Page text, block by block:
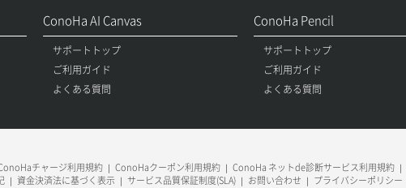
ConoHa AI Canvas
サポートトップ
ご利用ガイド
よくある質問
ConoHa Pencil
サポートトップ
ご利用ガイド
よくある質問
チャージ利用規約 ConoHaクーポン利用規約 ConoHa ネットde診断サービス利用規約
資金決済法に基づく表示 サービス品質保証制度(SLA) お問い合わせ プライバシーポリシー